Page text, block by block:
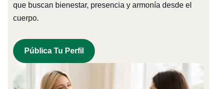
que buscan bienestar, presencia y armonía desde el
cuerpo.
Pública Tu Perfil